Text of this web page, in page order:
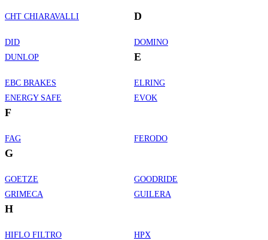
CHT CHIARAVALLI D
DID
DOMINO
DUNLOP
E
EBC BRAKES
ELRING
ENERGY SAFE
EVOK
F
FAG FERODO
G
GOETZE
GOODRIDE
GRIMECA
GUILERA
H
HIFLO FILTRO HPX